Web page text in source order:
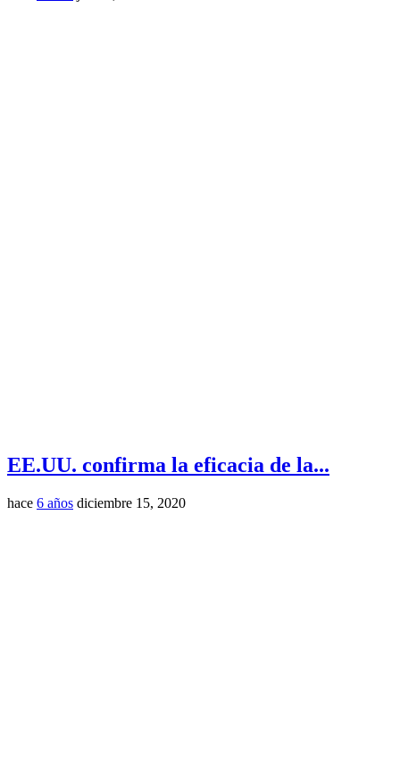
EE.UU. confirma la eficacia de la...
hace 6 años diciembre 15, 2020